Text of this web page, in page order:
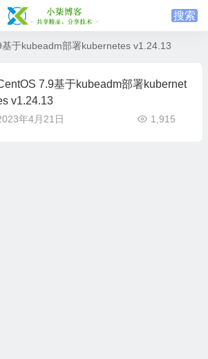
于kubeadm部署kubernetes v1.24.13
7.9基于kubeadm部署kubernet
v1.24.13
年4月21日 1,915